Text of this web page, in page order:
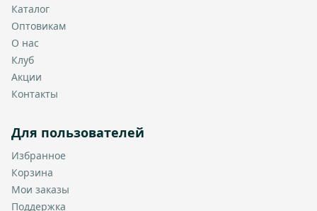
Каталог
Оптовикам
О нас
Клуб
Акции
Контакты
Для пользователей
Избранное
Корзина
Мои заказы
Поддержка